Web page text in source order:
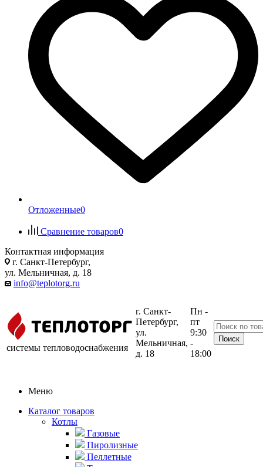
Отложенные0
Сравнение товаров0
Контактная информация
г. Санкт-Петербург,
ул. Мельничная, д. 18
info@teplotorg.ru
системы тепловодоснабжения
г. Санкт-
Петербург,
ул.
Мельничная,
д. 18
Пн -
пт
9:30
-
18:00
Меню
Каталог товаров
Котлы
Газовые
Пиролизные
Пеллетные